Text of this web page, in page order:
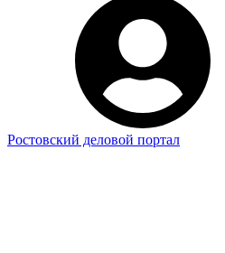
Ростовский деловой портал